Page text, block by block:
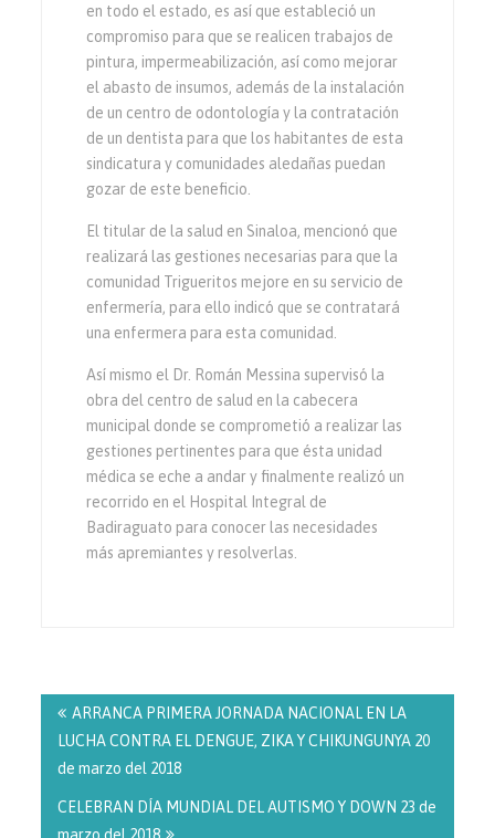
en todo el estado, es así que estableció un
compromiso para que se realicen trabajos de
pintura, impermeabilización, así como mejorar
el abasto de insumos, además de la instalación
de un centro de odontología y la contratación
de un dentista para que los habitantes de esta
sindicatura y comunidades aledañas puedan
gozar de este beneficio.
El titular de la salud en Sinaloa, mencionó que
realizará las gestiones necesarias para que la
comunidad Trigueritos mejore en su servicio de
enfermería, para ello indicó que se contratará
una enfermera para esta comunidad.
Así mismo el Dr. Román Messina supervisó la
obra del centro de salud en la cabecera
municipal donde se comprometió a realizar las
gestiones pertinentes para que ésta unidad
médica se eche a andar y finalmente realizó un
recorrido en el Hospital Integral de
Badiraguato para conocer las necesidades
más apremiantes y resolverlas.
de
entradas
ARRANCA PRIMERA JORNADA NACIONAL EN LA
LUCHA CONTRA EL DENGUE, ZIKA Y CHIKUNGUNYA 20
de marzo del 2018
CELEBRAN DÍA MUNDIAL DEL AUTISMO Y DOWN 23 de